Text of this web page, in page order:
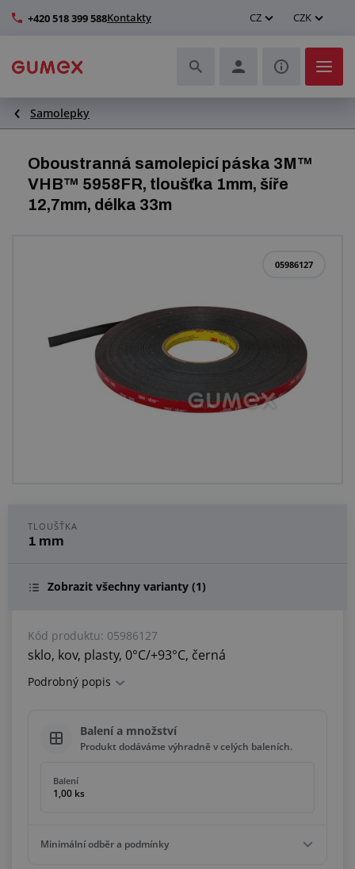
+420 518 399 588Kontakty CZ CZK
Hadice a jejich kompletace
Profily a výroba těsnění
Technické plasty
Další pryžové a plastové výrobky
Centrum poptávek
Samolepky
Oboustranná samolepicí páska 3M™
VHB™ 5958FR, tloušťka 1mm, šíře
12,7mm, délka 33m
05986127
TLOUŠŤKA
1 mm
Zobrazit všechny varianty (1)
Kód produktu: 05986127
sklo, kov, plasty, 0°C/+93°C, černá
Podrobný popis
Balení a množství
Produkt dodáváme výhradně v celých baleních.
Balení
1,00 ks
Minimální odběr a podmínky